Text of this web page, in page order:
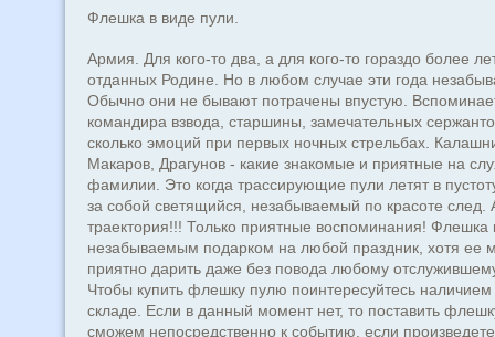
Флешка в виде пули.
Армия. Для кого-то два, а для кого-то гораздо более
отданных Родине. Но в любом случае эти года
Обычно они не бывают потрачены впустую.
командира взвода, старшины, замечательных
сколько эмоций при первых ночных стрельбах.
Макаров, Драгунов - какие знакомые и приятные на
фамилии. Это когда трассирующие пули летят в
за собой светящийся, незабываемый по красоте след.
траектория!!! Только приятные воспоминания! Флешка
незабываемым подарком на любой праздник, хотя ее
приятно дарить даже без повода любому
Чтобы купить флешку пулю поинтересуйтесь
складе. Если в данный момент нет, то поставить
сможем непосредственно к событию, если произведете